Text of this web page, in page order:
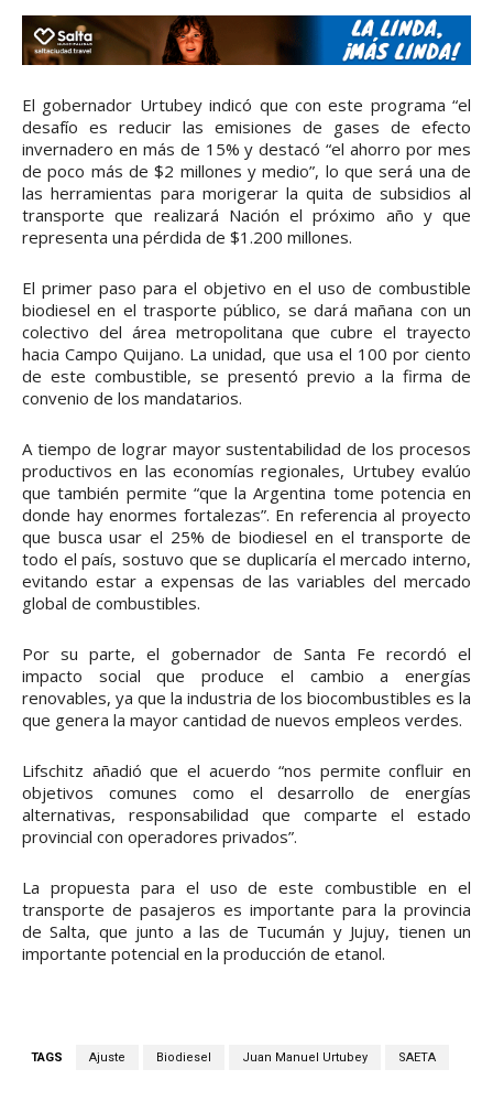
El gobernador Urtubey indicó que con este programa “el
desafío es reducir las emisiones de gases de efecto
invernadero en más de 15% y destacó “el ahorro por mes
de poco más de $2 millones y medio”, lo que será una de
las herramientas para morigerar la quita de subsidios al
transporte que realizará Nación el próximo año y que
representa una pérdida de $1.200 millones.
El primer paso para el objetivo en el uso de combustible
biodiesel en el trasporte público, se dará mañana con un
colectivo del área metropolitana que cubre el trayecto
hacia Campo Quijano. La unidad, que usa el 100 por ciento
de este combustible, se presentó previo a la firma de
convenio de los mandatarios.
A tiempo de lograr mayor sustentabilidad de los procesos
productivos en las economías regionales, Urtubey evalúo
que también permite “que la Argentina tome potencia en
donde hay enormes fortalezas”. En referencia al proyecto
que busca usar el 25% de biodiesel en el transporte de
todo el país, sostuvo que se duplicaría el mercado interno,
evitando estar a expensas de las variables del mercado
global de combustibles.
Por su parte, el gobernador de Santa Fe recordó el
impacto social que produce el cambio a energías
renovables, ya que la industria de los biocombustibles es la
que genera la mayor cantidad de nuevos empleos verdes.
Lifschitz añadió que el acuerdo “nos permite confluir en
objetivos comunes como el desarrollo de energías
alternativas, responsabilidad que comparte el estado
provincial con operadores privados”.
La propuesta para el uso de este combustible en el
transporte de pasajeros es importante para la provincia
de Salta, que junto a las de Tucumán y Jujuy, tienen un
importante potencial en la producción de etanol.
TAGS Ajuste Biodiesel Juan Manuel Urtubey SAETA